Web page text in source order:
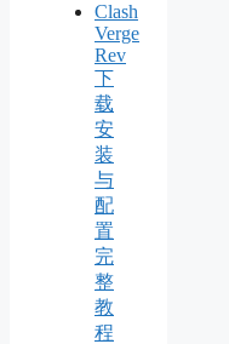
Clash
Verge
Rev
下
载
安
装
与
配
置
完
整
教
程